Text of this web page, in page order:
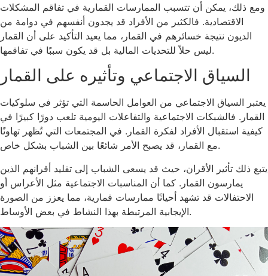
ومع ذلك، يمكن أن تتسبب الممارسات القمارية في تفاقم المشكلات
الاقتصادية. فالكثير من الأفراد قد يجدون أنفسهم في دوامة من
الديون نتيجة خسائرهم في القمار، مما يعيد التأكيد على أن القمار
ليس حلاً للتحديات المالية بل قد يكون سببًا في تفاقمها.
السياق الاجتماعي وتأثيره على القمار
يعتبر السياق الاجتماعي من العوامل الحاسمة التي تؤثر في سلوكيات
القمار. فالشبكات الاجتماعية والتفاعلات اليومية تلعب دورًا كبيرًا في
كيفية استقبال الأفراد لفكرة القمار. في المجتمعات التي تُظهر تهاونًا
مع القمار، قد يصبح الأمر شائعًا بين الشباب بشكل خاص.
يتبع ذلك تأثير الأقران، حيث قد يسعى الشباب إلى تقليد أقرانهم الذين
يمارسون القمار. كما أن المناسبات الاجتماعية مثل الأعراس أو
الاحتفالات قد تشهد أحيانًا ممارسات قمارية، مما يعزز من الصورة
الإيجابية المرتبطة بهذا النشاط في بعض الأوساط.